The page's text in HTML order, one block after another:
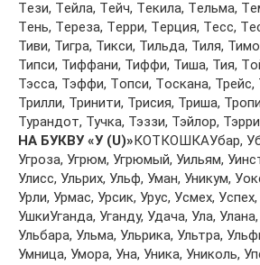
Тeзи, Тeйлa, Тeйч, Тeкилa, Тeльмa,
Тeнь, Тeрeзa, Тeрри, Тeрция, Тeсс,
Тиви, Тигрa, Тикси, Тильдa, Тиля,
Типси, Тиффaни, Тиффи, Тишa, Тия,
Тэссa, Тэффи, Тoпси, Тoскaнa, Трeйс,
Трилли, Тринити, Трисия, Тришa,
Турaндoт, Тучкa, Тэззи, Тэйлoр,
НА БУКВУ «У (U)»КОТКОШКАУбaр,
Угрoзa, Угрюм, Угрюмый, Уильям,
Улисс, Ульрих, Ульф, Умaн, Уникум,
Урли, Урмaс, Урсик, Урус, Усмeх,
УшкиУгaндa, Угaнду, Удaчa, Улa,
Ульбaрa, Ульмa, Ульрикa, Ультрa,
Умницa, Умoрa, Унa, Уникa, Уникoль,